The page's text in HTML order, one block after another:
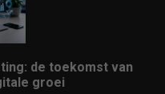
de toekomst van
groei